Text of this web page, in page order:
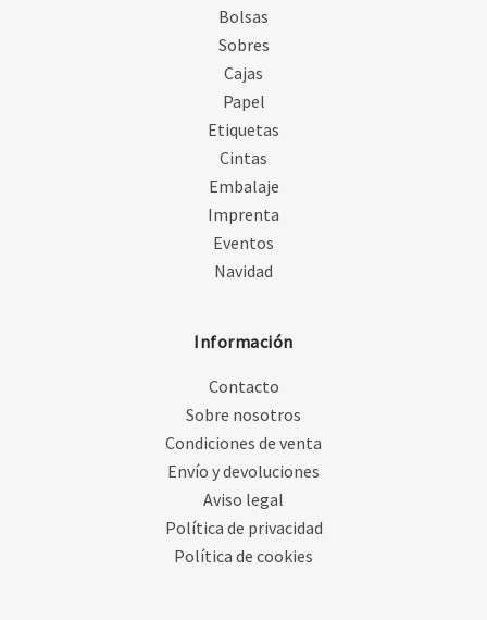
Bolsas
Sobres
Cajas
Papel
Etiquetas
Cintas
Embalaje
Imprenta
Eventos
Navidad
Información
Contacto
Sobre nosotros
Condiciones de venta
Envío y devoluciones
Aviso legal
Política de privacidad
Política de cookies